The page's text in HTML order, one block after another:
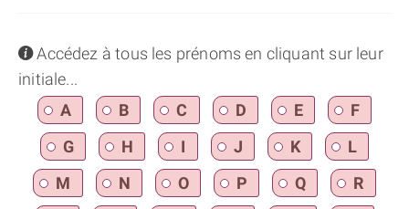
infoAccédez à tous les prénoms en cliquant sur leur
initiale...
A
B C D E
F
G
H I J K
L
M
N O P Q
R